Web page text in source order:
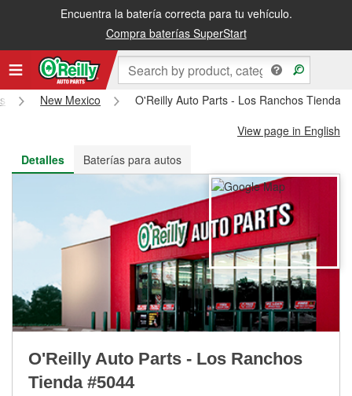
Encuentra la batería correcta para tu vehículo.
Compra baterías SuperStart
Recibe tu orden gratis al día siguiente o recógela en la tienda
New Mexico
O'Reilly Auto Parts - Los Ranchos Tienda
View page in English
Detalles
Baterías para autos
O'Reilly Auto Parts - Los Ranchos
Tienda #5044